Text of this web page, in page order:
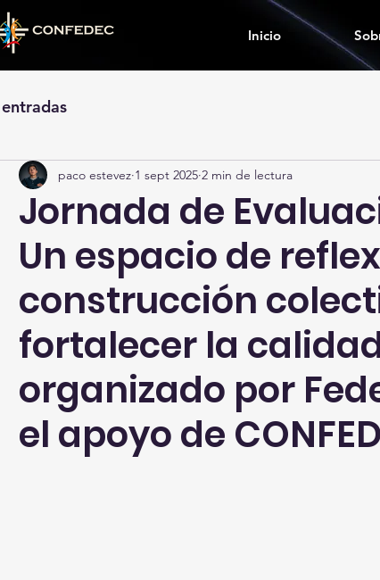
Inicio
Jornada de
Un espacio de
construcción
fortalecer la
organizado por
el apoyo de
paco estevez 1 sept 2025 2 min de lectura